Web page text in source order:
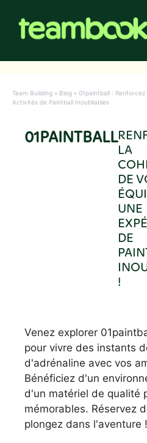
contenu
Team Building » Blog » 01paintball :
Activités de Paintball Inoubliables
01PAINTBALL
LA
DE
UNE
DE
!
Venez explorer
pour vivre des instants
d'adrénaline avec vos
Bénéficiez d'un
d'un matériel de qualité
mémorables. Réservez
plongez dans l'aventure !